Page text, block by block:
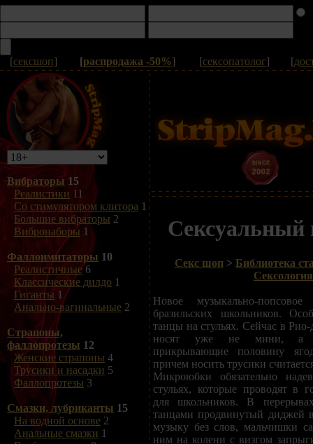
[сексшоп] [распродажа -50%] [сексопатолог] [
Вибраторы 15
Реалистики 11
Со стимулятором клитора 1
Большие вибраторы 2
Вибронаборы 1
Фаллоимитаторы 10
Реалистичные6
Классические дилдо 1
Гиганты 1
Анально-вагинальные 2
Страпоны,
фаллопротезы 12
Женские страпоны 4
Трусики и насадки 5
Фаллопротезы 3
Смазки, лубриканты 15
На водной основе 2
Анальные смазки 1
Сексуальный
Секс шоп> Библиотека
Сексология
Новое музыкально-
бразильских школьников.
танцы на стульях. Сейчас в
носят уже не мини, а
прикрывающие половину
причем носить трусики
Микроюбки обязательно
стульях, которые проводят в
для школьников. В
танцами продвинутый диджей
музыку без слов, мальчишки
ним на колени с визгом